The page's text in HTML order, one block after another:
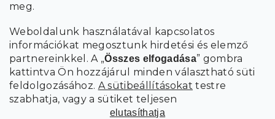
meg.
Weboldalunk használatával kapcsolatos
információkat megosztunk hirdetési és elemző
partnereinkkel. A „Összes elfogadása” gombra
kattintva Ön hozzájárul minden választható süti
feldolgozásához. A sütibeállításokat testre
szabhatja, vagy a sütiket teljesen
elutasíthatja